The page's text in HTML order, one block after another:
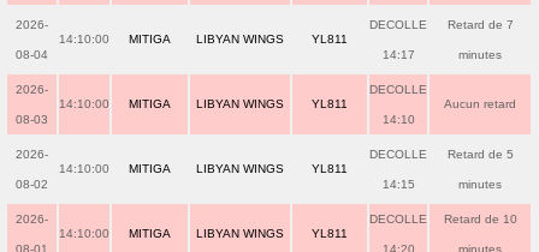
2026-
08-04
14:10:00 MITIGA LIBYAN WINGS YL811
DECOLLE
14:17
Retard de 7
minutes
2026-
08-03
14:10:00 MITIGA LIBYAN WINGS YL811
DECOLLE
14:10
Aucun retard
2026-
08-02
14:10:00 MITIGA LIBYAN WINGS YL811
DECOLLE
14:15
Retard de 5
minutes
2026-
08-01
14:10:00 MITIGA LIBYAN WINGS YL811
DECOLLE
14:20
Retard de 10
minutes